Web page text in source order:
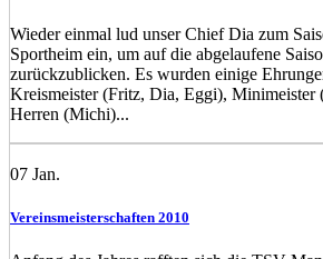
Wieder einmal lud unser Chief Dia zum
Sportheim ein, um auf die abgelaufene
zurückzublicken. Es wurden einige
Kreismeister (Fritz, Dia, Eggi), Minimeister
Herren (Michi)...
07 Jan.
Vereinsmeisterschaften 2010